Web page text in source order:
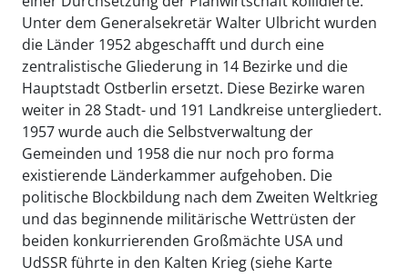
Unter dem Generalsekretär Walter Ulbricht wurden
die Länder 1952 abgeschafft und durch eine
zentralistische Gliederung in 14 Bezirke und die
Hauptstadt Ostberlin ersetzt. Diese Bezirke waren
weiter in 28 Stadt- und 191 Landkreise untergliedert.
1957 wurde auch die Selbstverwaltung der
Gemeinden und 1958 die nur noch pro forma
existierende Länderkammer aufgehoben. Die
politische Blockbildung nach dem Zweiten Weltkrieg
und das beginnende militärische Wettrüsten der
beiden konkurrierenden Großmächte USA und
UdSSR führte in den Kalten Krieg (siehe Karte